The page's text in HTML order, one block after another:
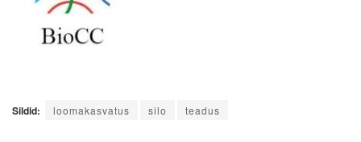
Sildid: loomakasvatus silo teadus